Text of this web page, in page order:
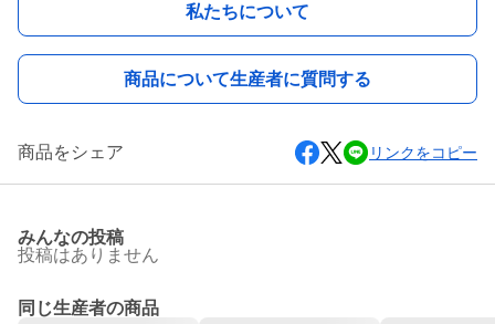
私たちについて
商品について生産者に質問する
商品をシェア リンクをコピー
みんなの投稿
投稿はありません
同じ生産者の商品